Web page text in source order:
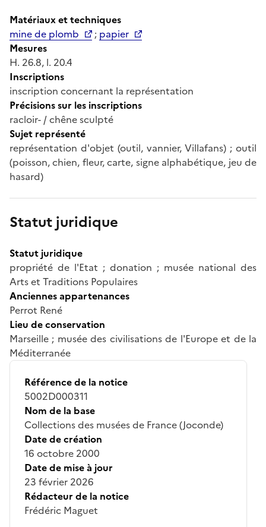
Matériaux et techniques
mine de plomb
; papier
Mesures
H. 26.8, l. 20.4
Inscriptions
inscription concernant la représentation
Précisions sur les inscriptions
racloir- / chêne sculpté
Sujet représenté
représentation d'objet (outil, vannier, Villafans) ; outil
(poisson, chien, fleur, carte, signe alphabétique, jeu de
hasard)
Statut juridique
Statut juridique
propriété de l'Etat ; donation ; musée national des
Arts et Traditions Populaires
Anciennes appartenances
Perrot René
Lieu de conservation
Marseille ; musée des civilisations de l'Europe et de la
Méditerranée
Référence de la notice
5002D000311
Nom de la base
Collections des musées de France (Joconde)
Date de création
16 octobre 2000
Date de mise à jour
23 février 2026
Rédacteur de la notice
Frédéric Maguet